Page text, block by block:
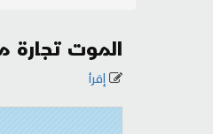
الموت تجارة
إقرأ